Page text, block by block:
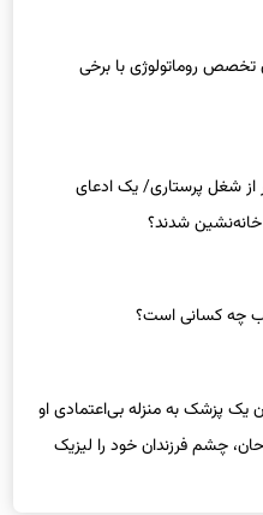
روماتولوژی با برخی
۵ هزار نفر از شغل پرستاری/ یک ادعای
چه کسانی است؟
یک پزشک به منزله بی‌اعتمادی او
چشم فرزندان خود را لیزیک